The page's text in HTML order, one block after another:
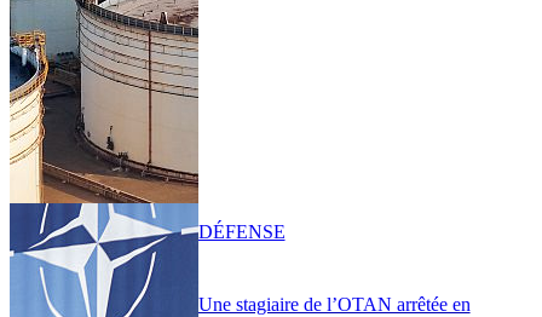
Une stagiaire de l’OTAN arrêtée en
DÉFENSE